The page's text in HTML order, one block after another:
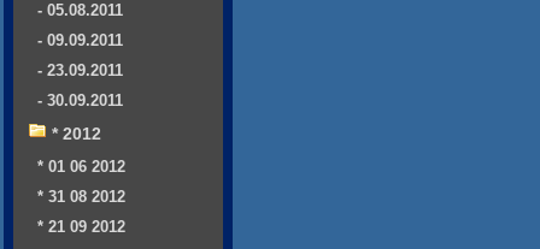
- 05.08.2011
- 09.09.2011
- 23.09.2011
- 30.09.2011
* 2012
* 01 06 2012
* 31 08 2012
* 21 09 2012